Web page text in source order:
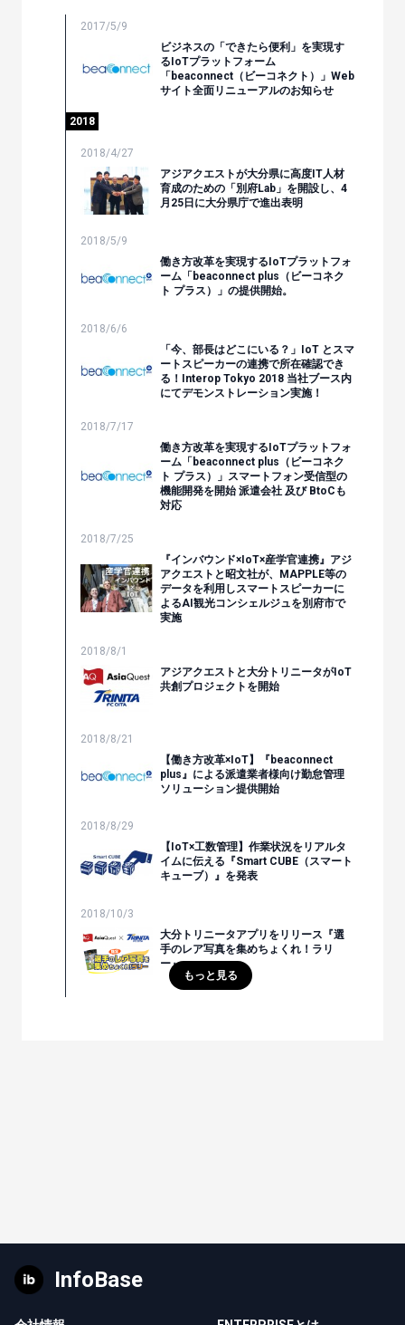
2017/5/9
ビジネスの「できたら便利」を実現す
るIoTプラットフォーム
「beaconnect（ビーコネクト）」Web
サイト全面リニューアルのお知らせ
2018
2018/4/27
アジアクエストが大分県に高度IT人材
育成のための「別府Lab」を開設し、4
月25日に大分県庁で進出表明
2018/5/9
働き方改革を実現するIoTプラットフォ
ーム「beaconnect plus（ビーコネク
ト プラス）」の提供開始。
2018/6/6
「今、部長はどこにいる？」IoT とスマ
ートスピーカーの連携で所在確認でき
る！Interop Tokyo 2018 当社ブース内
にてデモンストレーション実施！
2018/7/17
働き方改革を実現するIoTプラットフォ
ーム「beaconnect plus（ビーコネク
ト プラス）」スマートフォン受信型の
機能開発を開始 派遣会社 及び BtoCも
対応
2018/7/25
『インバウンド×IoT×産学官連携』アジ
アクエストと昭文社が、MAPPLE等の
データを利用しスマートスピーカーに
よるAI観光コンシェルジュを別府市で
実施
2018/8/1
アジアクエストと大分トリニータがIoT
共創プロジェクトを開始
2018/8/21
【働き方改革×IoT】『beaconnect
plus』による派遣業者様向け勤怠管理
ソリューション提供開始
2018/8/29
【IoT×工数管理】作業状況をリアルタ
イムに伝える『Smart CUBE（スマート
キューブ）』を発表
2018/10/3
大分トリニータアプリをリリース『選
手のレア写真を集めちょくれ！ラリ
ー』
もっと見る
InfoBase